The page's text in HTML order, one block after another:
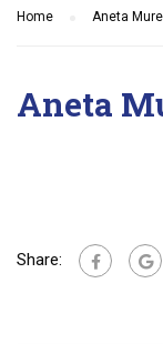
Home Aneta
Aneta
Share: